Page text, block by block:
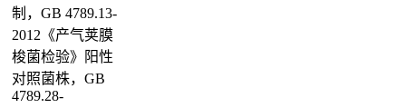
制，GB 4789.13-
2012《产气荚膜
梭菌检验》阳性
对照菌株，GB
4789.28-